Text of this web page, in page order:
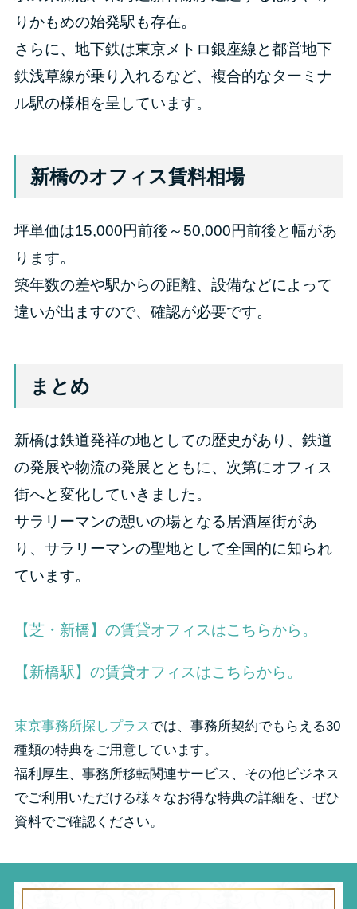
りかもめの始発駅も存在。
さらに、地下鉄は東京メトロ銀座線と都営地下
鉄浅草線が乗り入れるなど、複合的なターミナ
ル駅の様相を呈しています。
新橋のオフィス賃料相場
坪単価は15,000円前後～50,000円前後と幅があ
ります。
築年数の差や駅からの距離、設備などによって
違いが出ますので、確認が必要です。
まとめ
新橋は鉄道発祥の地としての歴史があり、鉄道
の発展や物流の発展とともに、次第にオフィス
街へと変化していきました。
サラリーマンの憩いの場となる居酒屋街があ
り、サラリーマンの聖地として全国的に知られ
ています。
【芝・新橋】の賃貸オフィスはこちらから。
【新橋駅】の賃貸オフィスはこちらから。
東京事務所探しプラス では、事務所契約でもらえる30
種類の特典をご用意しています。
福利厚生、事務所移転関連サービス、その他ビジネス
でご利用いただける様々なお得な特典の詳細を、ぜひ
資料でご確認ください。